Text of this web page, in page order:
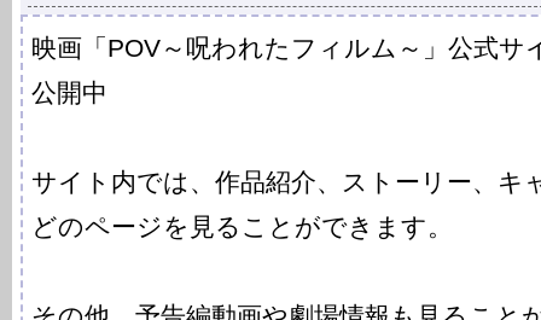
映画「POV～呪われたフィルム～」公式サ
公開中
サイト内では、作品紹介、ストーリー、キ
どのページを見ることができます。